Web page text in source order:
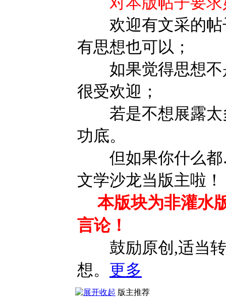
欢迎有文采的帖
有思想也可以；
如果觉得思想不
很受欢迎；
若是不想展露太
功底。
但如果你什么都
文学沙龙当版主啦！
本版块为非灌水
言论！
鼓励原创,适当转
想。 更多
版主推荐